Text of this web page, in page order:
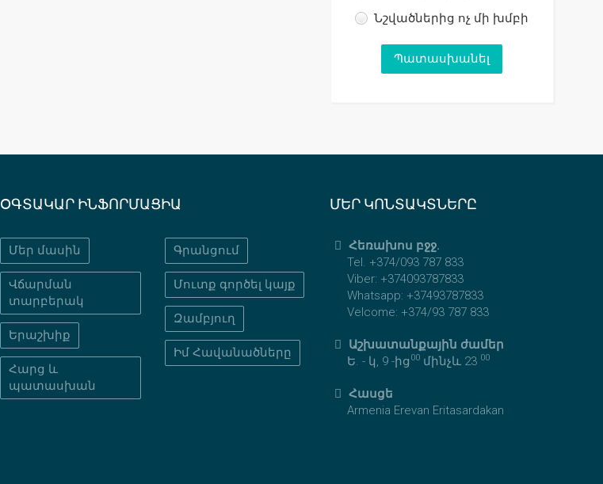
Նշվածներից ոչ մի խմբի
ՕԳՏԱԿԱՐ ԻՆՖՈՐՄԱՑԻԱ
Մեր մասին
Վճարման
տարբերակ
Երաշխիք
Հարց և
պատասխան
Գրանցում
Մուտք գործել կայք
Զամբյուղ
Իմ Հավանածները
ՄԵՐ ԿՈՆՏԱԿՏՆԵՐԸ
Հեռախոս բջջ.
Tel. +374/093 787 833
Viber: +374093787833
Whatsapp: +37493787833
Velcome: +374/93 787 833
Աշխատանքային ժամեր
Ե. - կ, 9 -ից 00 մինչև 23 00
Հասցե
Armenia Erevan Eritasardakan